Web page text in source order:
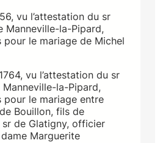
vu l’attestation du sr
Manneville-la-Pipard,
pour le mariage de Michel
vu l’attestation du sr
la-Pipard,
pour le mariage entre
Bouillon, fils de
sr de Glatigny, officier
Marguerite